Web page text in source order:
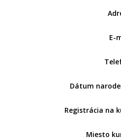
E-
Dátum
Registrácia na
Miesto